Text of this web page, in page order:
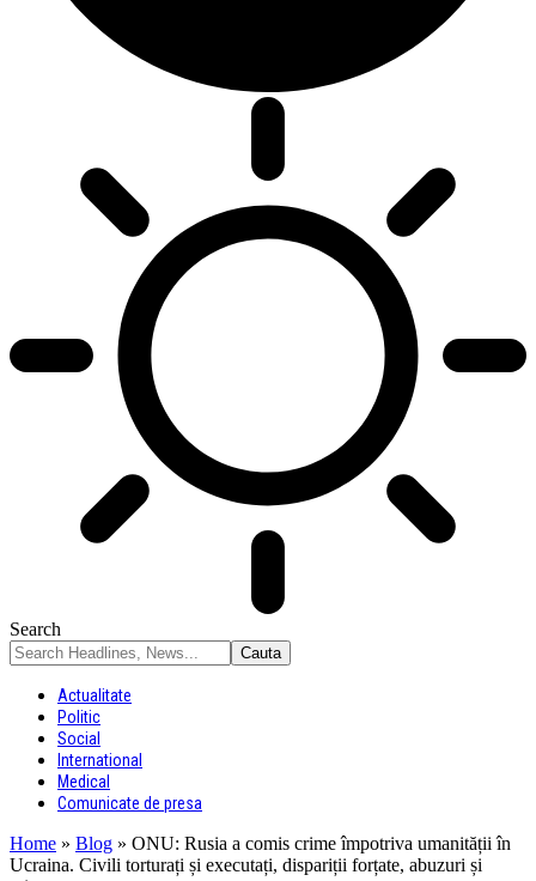
Search
Actualitate
Politic
Social
International
Medical
Comunicate de presa
Home » Blog » ONU: Rusia a comis crime împotriva umanității în
Ucraina. Civili torturați și executați, dispariții forțate, abuzuri și